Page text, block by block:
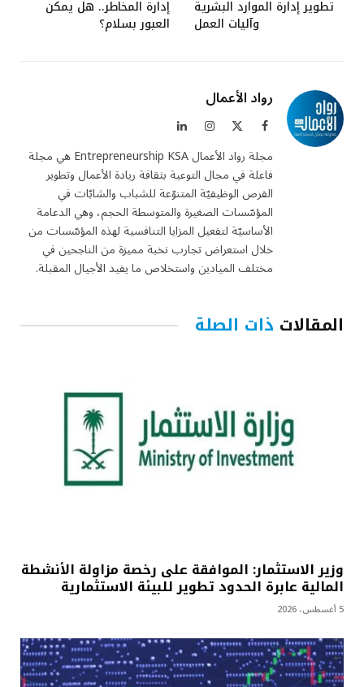
تطوير إدارة الموارد البشرية
وآليات العمل
إدارة المخاطر.. هل يمكن
العبور بسلام؟
رواد الأعمال
فيسبوك الانستغراملينكدإن
مجلة رواد الأعمال Entrepreneurship KSA هي مجلة
فاعلة في مجال التوعية بثقافة ريادة الأعمال وتطوير
الفرص الوظيفيّة المتنوّعة للشباب والشابّات في
المؤسّسات الصغيرة والمتوسطة الحجم، وهي الدعامة
الأساسيّة لتفعيل المزايا التنافسية لهذه المؤسّسات من
خلال استعراض تجارب نخبة مميزة من الناجحين في
مختلف الميادين واستخلاص ما يفيد الأجيال المقبلة.
المقالات ذات الصلة
وزير الاستثمار: الموافقة على رخصة مزاولة الأنشطة
المالية عابرة الحدود تطوير للبيئة الاستثمارية
5 أغسطس، 2026